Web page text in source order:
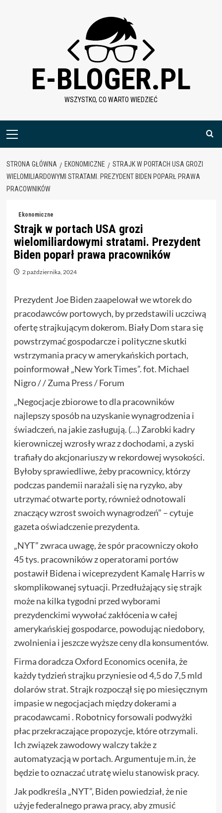
E-BLOGER.PL
WSZYSTKO, CO WARTO WIEDZIEĆ
Menu
STRONA GŁÓWNA EKONOMICZNE
STRAJK W PORTACH USA GROZI
WIELOMILIARDOWYMI STRATAMI. PREZYDENT BIDEN POPARŁ PRAWA
PRACOWNIKÓW
Ekonomiczne
Strajk w portach USA grozi
wielomiliardowymi stratami. Prezydent
Biden poparł prawa pracowników
2 października, 2024
Prezydent Joe Biden zaapelował we wtorek do
pracodawców portowych, by przedstawili uczciwą
ofertę strajkującym dokerom. Biały Dom stara się
powstrzymać gospodarcze i polityczne skutki
wstrzymania pracy w amerykańskich portach,
poinformował „New York Times”. fot. Michael
Nigro / / Zuma Press / Forum
„Negocjacje zbiorowe to dla pracowników
najlepszy sposób na uzyskanie wynagrodzenia i
świadczeń, na jakie zasługują. (…) Zarobki kadry
kierowniczej wzrosły wraz z dochodami, a zyski
trafiały do akcjonariuszy w rekordowej wysokości.
Byłoby sprawiedliwe, żeby pracownicy, którzy
podczas pandemii narażali się na ryzyko, aby
utrzymać otwarte porty, również odnotowali
znaczący wzrost swoich wynagrodzeń” – cytuje
gazeta oświadczenie prezydenta.
„NYT” zwraca uwagę, że spór pracowniczy około
45 tys. pracowników z operatorami portów
postawił Bidena i wiceprezydent Kamalę Harris w
skomplikowanej sytuacji. Przedłużający się strajk
może na kilka tygodni przed wyborami
prezydenckimi wywołać zakłócenia w całej
amerykańskiej gospodarce, powodując niedobory,
zwolnienia i jeszcze wyższe ceny dla konsumentów.
Firma doradcza Oxford Economics oceniła, że
każdy tydzień strajku przyniesie od 4,5 do 7,5 mld
dolarów strat. Strajk rozpoczął się po miesięcznym
impasie w negocjacjach między dokerami a
pracodawcami . Robotnicy forsowali podwyżki
płac przekraczające propozycje, które otrzymali.
Ich związek zawodowy walczy także z
automatyzacją w portach. Argumentuje m.in, że
będzie to oznaczać utratę wielu stanowisk pracy.
Jak podkreśla „NYT”, Biden powiedział, że nie
użyje federalnego prawa pracy, aby zmusić